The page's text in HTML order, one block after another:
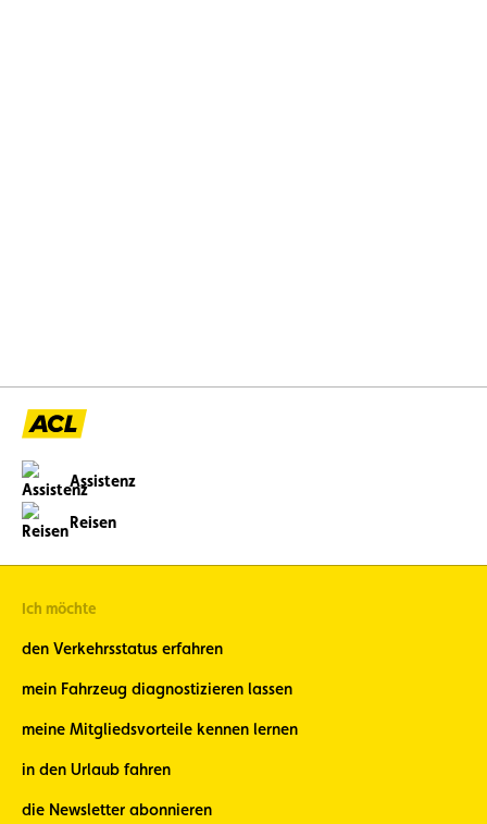
Assistenz
Reisen
Ich möchte
den Verkehrsstatus erfahren
mein Fahrzeug diagnostizieren lassen
meine Mitgliedsvorteile kennen lernen
in den Urlaub fahren
die Newsletter abonnieren